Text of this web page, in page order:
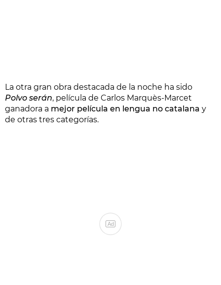
La otra gran obra destacada de la noche ha sido
Polvo serán, película de Carlos Marquès-Marcet
ganadora a mejor película en lengua no catalana y
de otras tres categorías.
Ad